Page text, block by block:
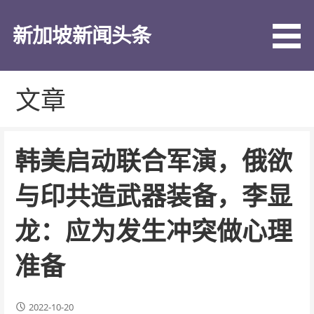
新加坡新闻头条
文章
韩美启动联合军演，俄欲
与印共造武器装备，李显
龙：应为发生冲突做心理
准备
2022-10-20